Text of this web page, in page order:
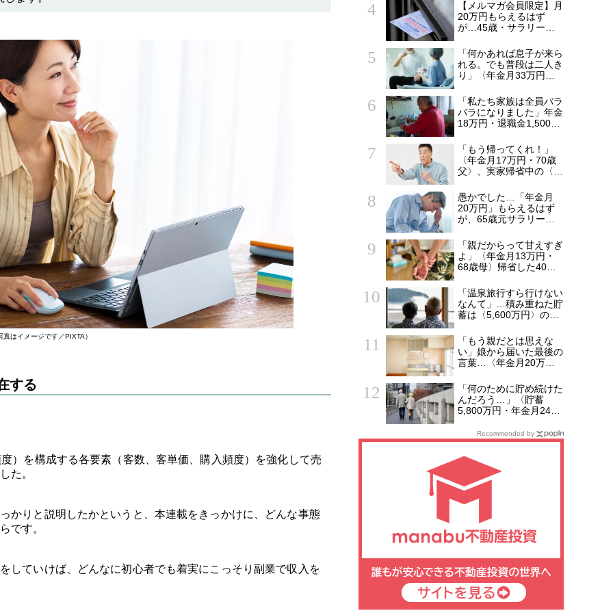
はイメージです／PIXTA）
する
）を構成する各要素（客数、客単価、購入頻度）を強化して売
た。
かりと説明したかというと、本連載をきっかけに、どんな事態
です。
していけば、どんなに初心者でも着実にこっそり副業で収入を
【メルマガ会員限定】月
20万円もらえるはず
が…45歳・サラリーマ
抱いた違和感。「年金ル
ール」知らずにそのまま
20年…65歳で受け取る
ことになる年金額に唖然
「何かあれば息子が来ら
れる。でも普段は二人き
り」〈年金月33万円・
婦、戸建てを手放して選
んだ“ちょうどいい距離”
「私たち家族は全員バラ
バラになりました」年金
18万円・退職金1,500万
老後資金を食いつぶす
53歳無職の引きこもり
息子が、2階の四畳半か
ら〈消えた日〉
「もう帰ってくれ！」
〈年金月17万円・70歳
父〉、実家帰省中の〈年
男〉に大激怒のワケ
愚かでした…「年金月
20万円」もらえるはず
が、65歳元サラリーマ
ず家族崩壊の危機。予期
せぬ「年金減額」5つの
理由
「親だからって甘えすぎ
よ」〈年金月13万円・
68歳母〉帰省した40歳
には泊めない」
「温泉旅行すら行けない
なんて」…積み重ねた貯
蓄は〈5,600万円〉の68
を貯めたはずが「馬鹿だ
った」肩を落とす理由
「もう親だとは思えな
い」娘から届いた最後の
言葉…〈年金月20万
団地で思い返す“忘れら
れない夜”
「何のために貯め続けた
んだろう…」〈貯蓄
5,800万円・年金月24万
押し寄せた“空っぽの毎
日”
Recommended by